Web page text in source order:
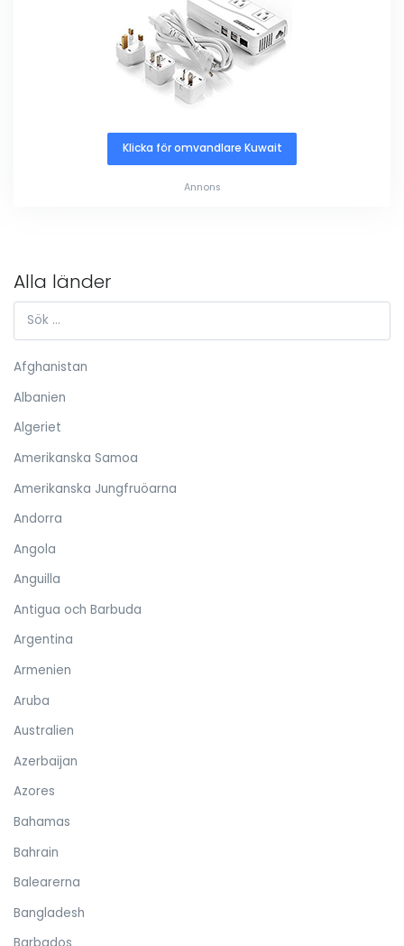
Klicka för omvandlare Kuwait
Annons
Alla länder
Afghanistan
Albanien
Algeriet
Amerikanska Samoa
Amerikanska Jungfruöarna
Andorra
Angola
Anguilla
Antigua och Barbuda
Argentina
Armenien
Aruba
Australien
Azerbaijan
Azores
Bahamas
Bahrain
Balearerna
Bangladesh